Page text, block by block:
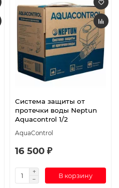
Система защиты от
протечки воды Neptun
Aquacontrol 1/2
AquaControl
16 500 ₽
В корзину